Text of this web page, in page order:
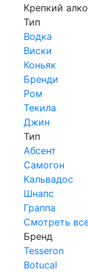
Крепкий
Тип
Водка
Виски
Коньяк
Бренди
Ром
Текила
Джин
Тип
Абсент
Самогон
Кальвадос
Шнапс
Граппа
Смотреть
Бренд
Tesseron
Botucal